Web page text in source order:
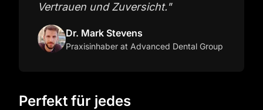
Vertrauen und Zuversicht."
Dr. Mark Stevens
Praxisinhaber at Advanced Dental Group
Perfekt für jedes